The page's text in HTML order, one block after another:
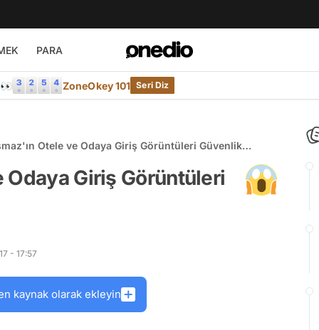
PARA
ZoneOkey 101 Seri Diz
Otele ve Odaya Giriş Görüntüleri Güvenlik
Odaya Giriş Görüntüleri
- 17:57
kaynak olarak ekleyin